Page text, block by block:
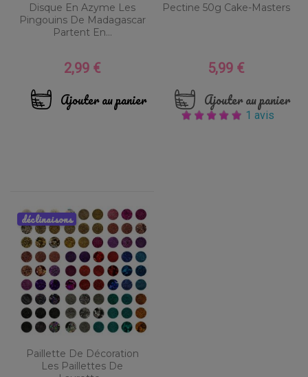
Disque En Azyme Les
Pingouins De Madagascar
Partent En...
Prix
2,99 €
Ajouter au panier
Pectine 50g Cake-Masters
Prix
5,99 €
Ajouter au panier
1 avis
Paillette De Décoration
Les Paillettes De
déclinaisons